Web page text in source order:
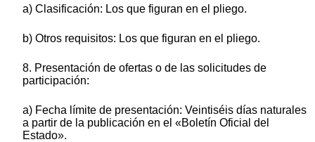
a) Clasificación: Los que figuran en el pliego.
b) Otros requisitos: Los que figuran en el pliego.
8. Presentación de ofertas o de las solicitudes de
participación:
a) Fecha límite de presentación: Veintiséis días naturales
a partir de la publicación en el «Boletín Oficial del
Estado».